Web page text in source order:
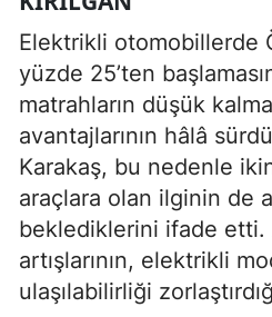
Elektrikli otomobillerde
yüzde 25’ten
matrahların düşük
avantajlarının hâlâ
Karakaş, bu nedenle
araçlara olan ilginin de
beklediklerini ifade
artışlarının, elektrikli
ulaşılabilirliği